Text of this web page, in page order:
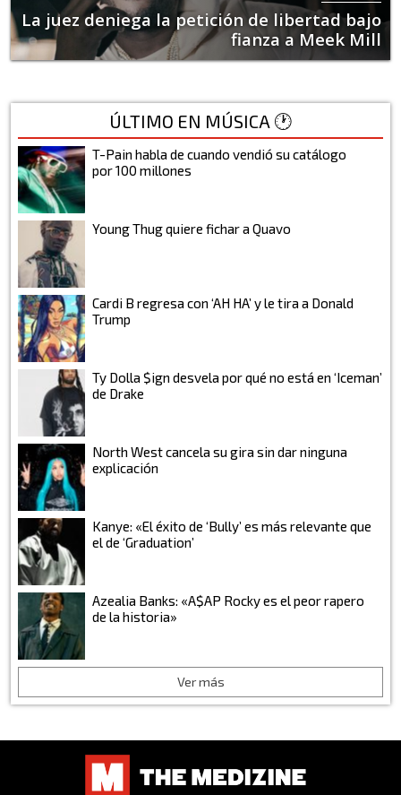
La juez deniega la petición de libertad bajo
fianza a Meek Mill
ÚLTIMO EN MÚSICA 🕐
T-Pain habla de cuando vendió su catálogo
por 100 millones
Young Thug quiere fichar a Quavo
Cardi B regresa con ‘AH HA’ y le tira a Donald
Trump
Ty Dolla $ign desvela por qué no está en ‘Iceman’
de Drake
North West cancela su gira sin dar ninguna
explicación
Kanye: «El éxito de ‘Bully’ es más relevante que
el de ‘Graduation’
Azealia Banks: «A$AP Rocky es el peor rapero
de la historia»
Ver más